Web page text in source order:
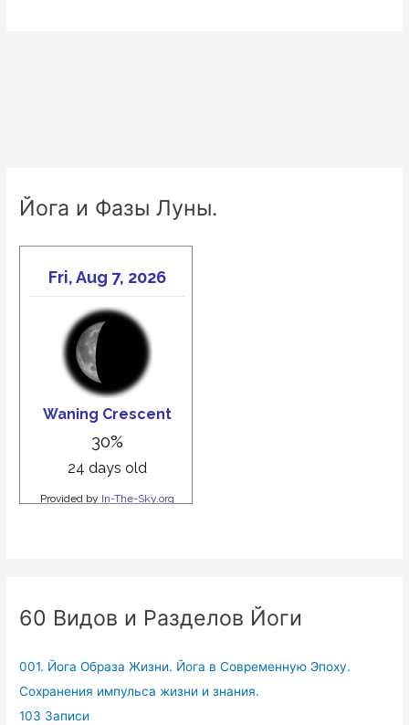
Йога и Фазы Луны.
60 Видов и Разделов Йоги
001. Йога Образа Жизни. Йога в Современную Эпоху.
Сохранения импульса жизни и знания.
103 Записи